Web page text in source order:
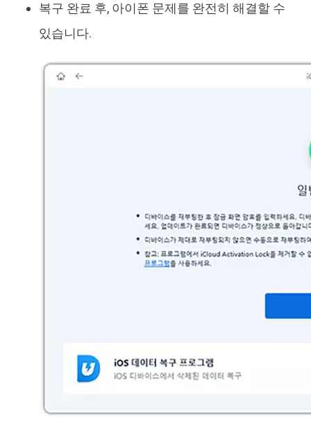
복구 완료 후, 아이폰 문제를 완전히 해결할 수
있습니다.